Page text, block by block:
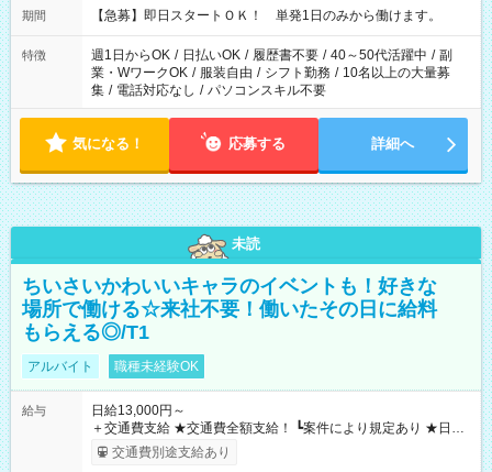
期間 【急募】即日スタートＯＫ！ 単発1日のみから働けます。
特徴 週1日からOK / 日払いOK / 履歴書不要 / 40～50代活躍中 / 副
業・WワークOK / 服装自由 / シフト勤務 / 10名以上の大量募
集 / 電話対応なし / パソコンスキル不要
気になる！ 応募する 詳細へ
未読
ちいさいかわいいキャラのイベントも！好きな
場所で働ける☆来社不要！働いたその日に給料
もらえる◎/T1
アルバイト 職種未経験OK
給与
日給13,000円～
＋交通費支給 ★交通費全額支給！ ┗案件により規定あり ★日払
いOK！（規定あり） ┗働いたその日に現金GET♪ お仕事後はコ
ンビニATMから 日払い分を引き落とせます！ 【試用期間】試
交通費別途支給あり